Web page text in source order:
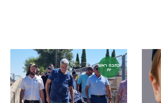
כתבה ראש
ית